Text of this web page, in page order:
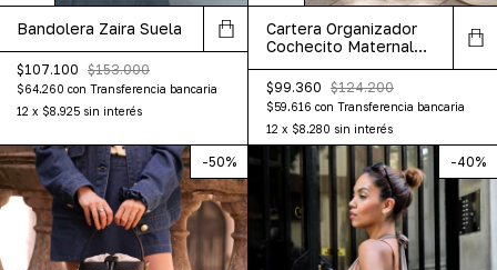
Bandolera Zaira Suela
$107.100 $153.000
$64.260 con Transferencia bancaria
12 x $8.925 sin interés
Cartera Organizador
Cochecito Maternal
$99.360 $124.200
$59.616 con Transferencia bancaria
12 x $8.280 sin interés
-50% -40%